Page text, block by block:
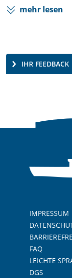
mehr lesen
IHR FEEDBACK
IMPRESSUM
FAQ
LEICHTE
DGS